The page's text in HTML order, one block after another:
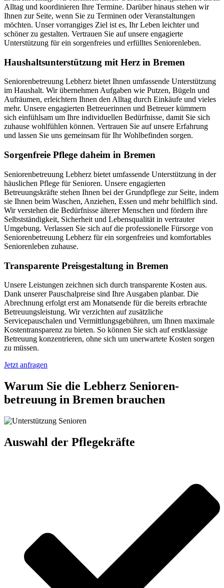
Alltag und koordinieren Ihre Termine. Darüber hinaus stehen wir
Ihnen zur Seite, wenn Sie zu Terminen oder Veranstaltungen
möchten. Unser vorrangiges Ziel ist es, Ihr Leben leichter und
schöner zu gestalten. Vertrauen Sie auf unsere engagierte
Unterstützung für ein sorgenfreies und erfülltes Seniorenleben.
Haushalts­unterstützung mit Herz in Bremen
Seniorenbetreuung Lebherz bietet Ihnen umfassende Unterstützung
im Haushalt. Wir übernehmen Aufgaben wie Putzen, Bügeln und
Aufräumen, erleichtern Ihnen den Alltag durch Einkäufe und vieles
mehr. Unsere engagierten Betreuerinnen und Betreuer kümmern
sich einfühlsam um Ihre individuellen Bedürfnisse, damit Sie sich
zuhause wohlfühlen können. Vertrauen Sie auf unsere Erfahrung
und lassen Sie uns gemeinsam für Ihr Wohlbefinden sorgen.
Sorgenfreie Pflege daheim in Bremen
Seniorenbetreuung Lebherz bietet umfassende Unterstützung in der
häuslichen Pflege für Senioren. Unsere engagierten
Betreuungskräfte stehen Ihnen bei der Grundpflege zur Seite, indem
sie Ihnen beim Waschen, Anziehen, Essen und mehr behilflich sind.
Wir verstehen die Bedürfnisse älterer Menschen und fördern ihre
Selbstständigkeit, Sicherheit und Lebensqualität in vertrauter
Umgebung. Verlassen Sie sich auf die professionelle Fürsorge von
Seniorenbetreuung Lebherz für ein sorgenfreies und komfortables
Seniorenleben zuhause.
Transparente Preisgestaltung in Bremen
Unsere Leistungen zeichnen sich durch transparente Kosten aus.
Dank unserer Pauschalpreise sind Ihre Ausgaben planbar. Die
Abrechnung erfolgt erst am Monatsende für die bereits erbrachte
Betreuungsleistung. Wir verzichten auf zusätzliche
Servicepauschalen und Vermittlungsgebühren, um Ihnen maximale
Kostentransparenz zu bieten. So können Sie sich auf erstklassige
Betreuung konzentrieren, ohne sich um unerwartete Kosten sorgen
zu müssen.
Jetzt anfragen
Warum Sie die Lebherz Senioren­
betreuung in Bremen brauchen
Auswahl der Pflegekräfte